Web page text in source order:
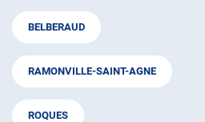
BELBERAUD
RAMONVILLE-SAINT-AGNE
ROQUES